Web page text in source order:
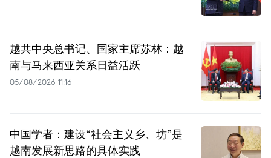
越共中央总书记、国家主席苏林：越
南与马来西亚关系日益活跃
05/08/2026 11:16
中国学者：建设“社会主义乡、坊”是
越南发展新思路的具体实践